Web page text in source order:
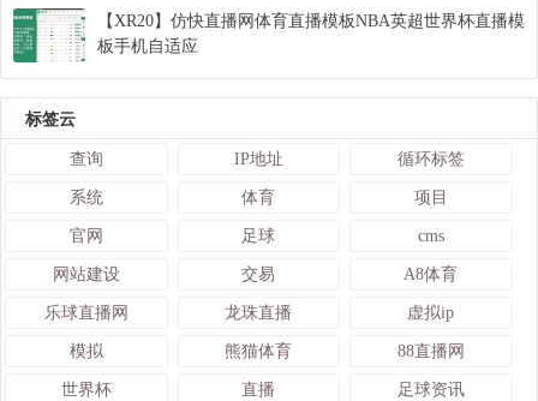
【XR20】仿快直播网体育直播模板NBA英超世界杯直播模
板手机自适应
标签云
查询 IP地址 循环标签
系统 体育 项目
官网 足球 cms
网站建设 交易 A8体育
乐球直播网 龙珠直播 虚拟ip
模拟 熊猫体育 88直播网
世界杯 直播 足球资讯